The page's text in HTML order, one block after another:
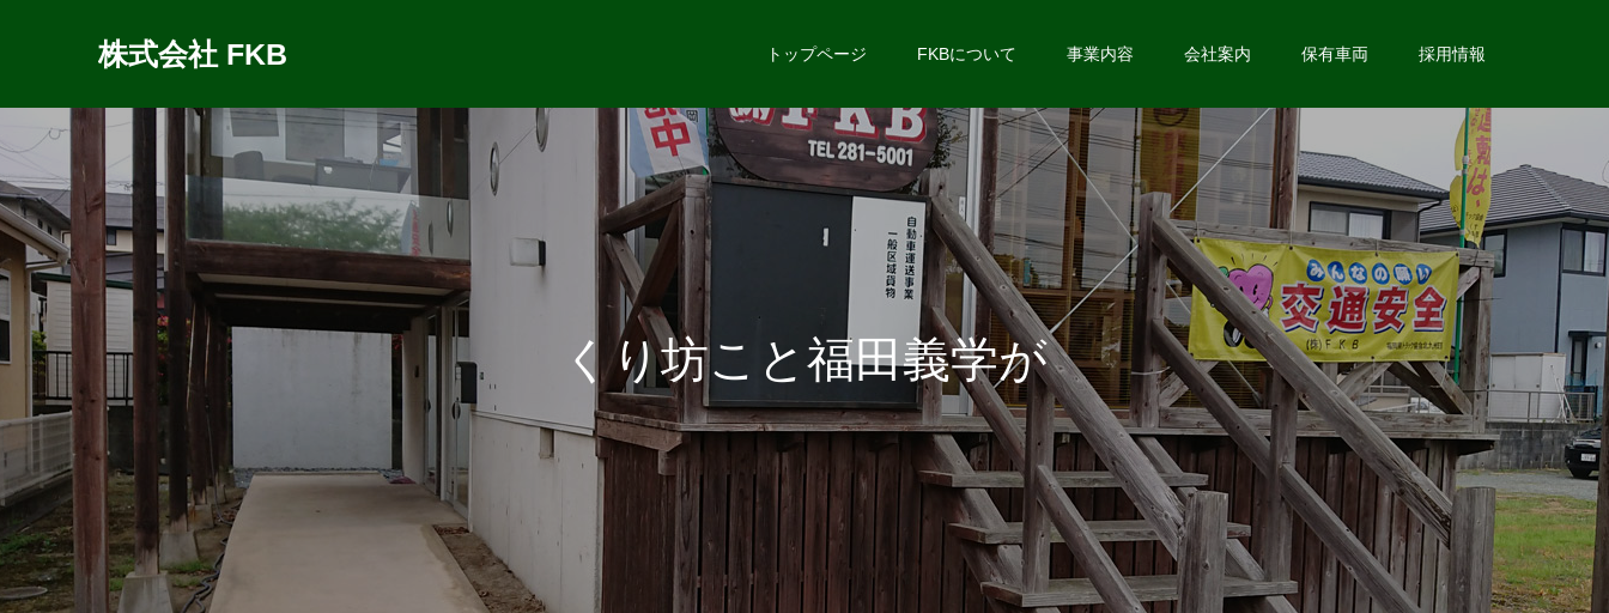
株式会社 FKB トップページ FKBについて 事業内容 会社案内 保有車両 採用情報
く り坊こ と 福田 義学が
長距離 大型トラッ